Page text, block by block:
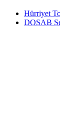
Hürriyet
DOSAB